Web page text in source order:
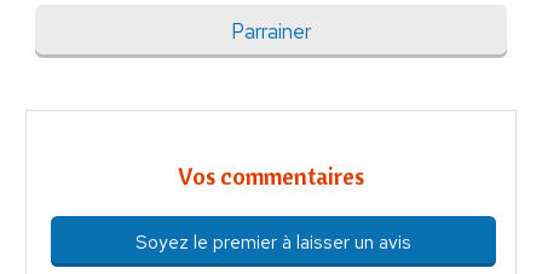
Parrainer
Vos commentaires
Soyez le premier à laisser un avis